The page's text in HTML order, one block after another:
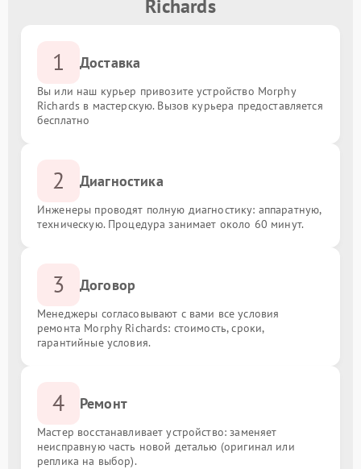
Richards
1 Доставка
Вы или наш курьер привозите устройство Morphy
Richards в мастерскую. Вызов курьера предоставляется
бесплатно
2 Диагностика
Инженеры проводят полную диагностику: аппаратную,
техническую. Процедура занимает около 60 минут.
3 Договор
Менеджеры согласовывают с вами все условия
ремонта Morphy Richards: стоимость, сроки,
гарантийные условия.
4 Ремонт
Мастер восстанавливает устройство: заменяет
неисправную часть новой деталью (оригинал или
реплика на выбор).